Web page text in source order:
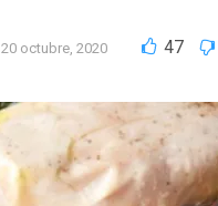
20 octubre, 2020 47